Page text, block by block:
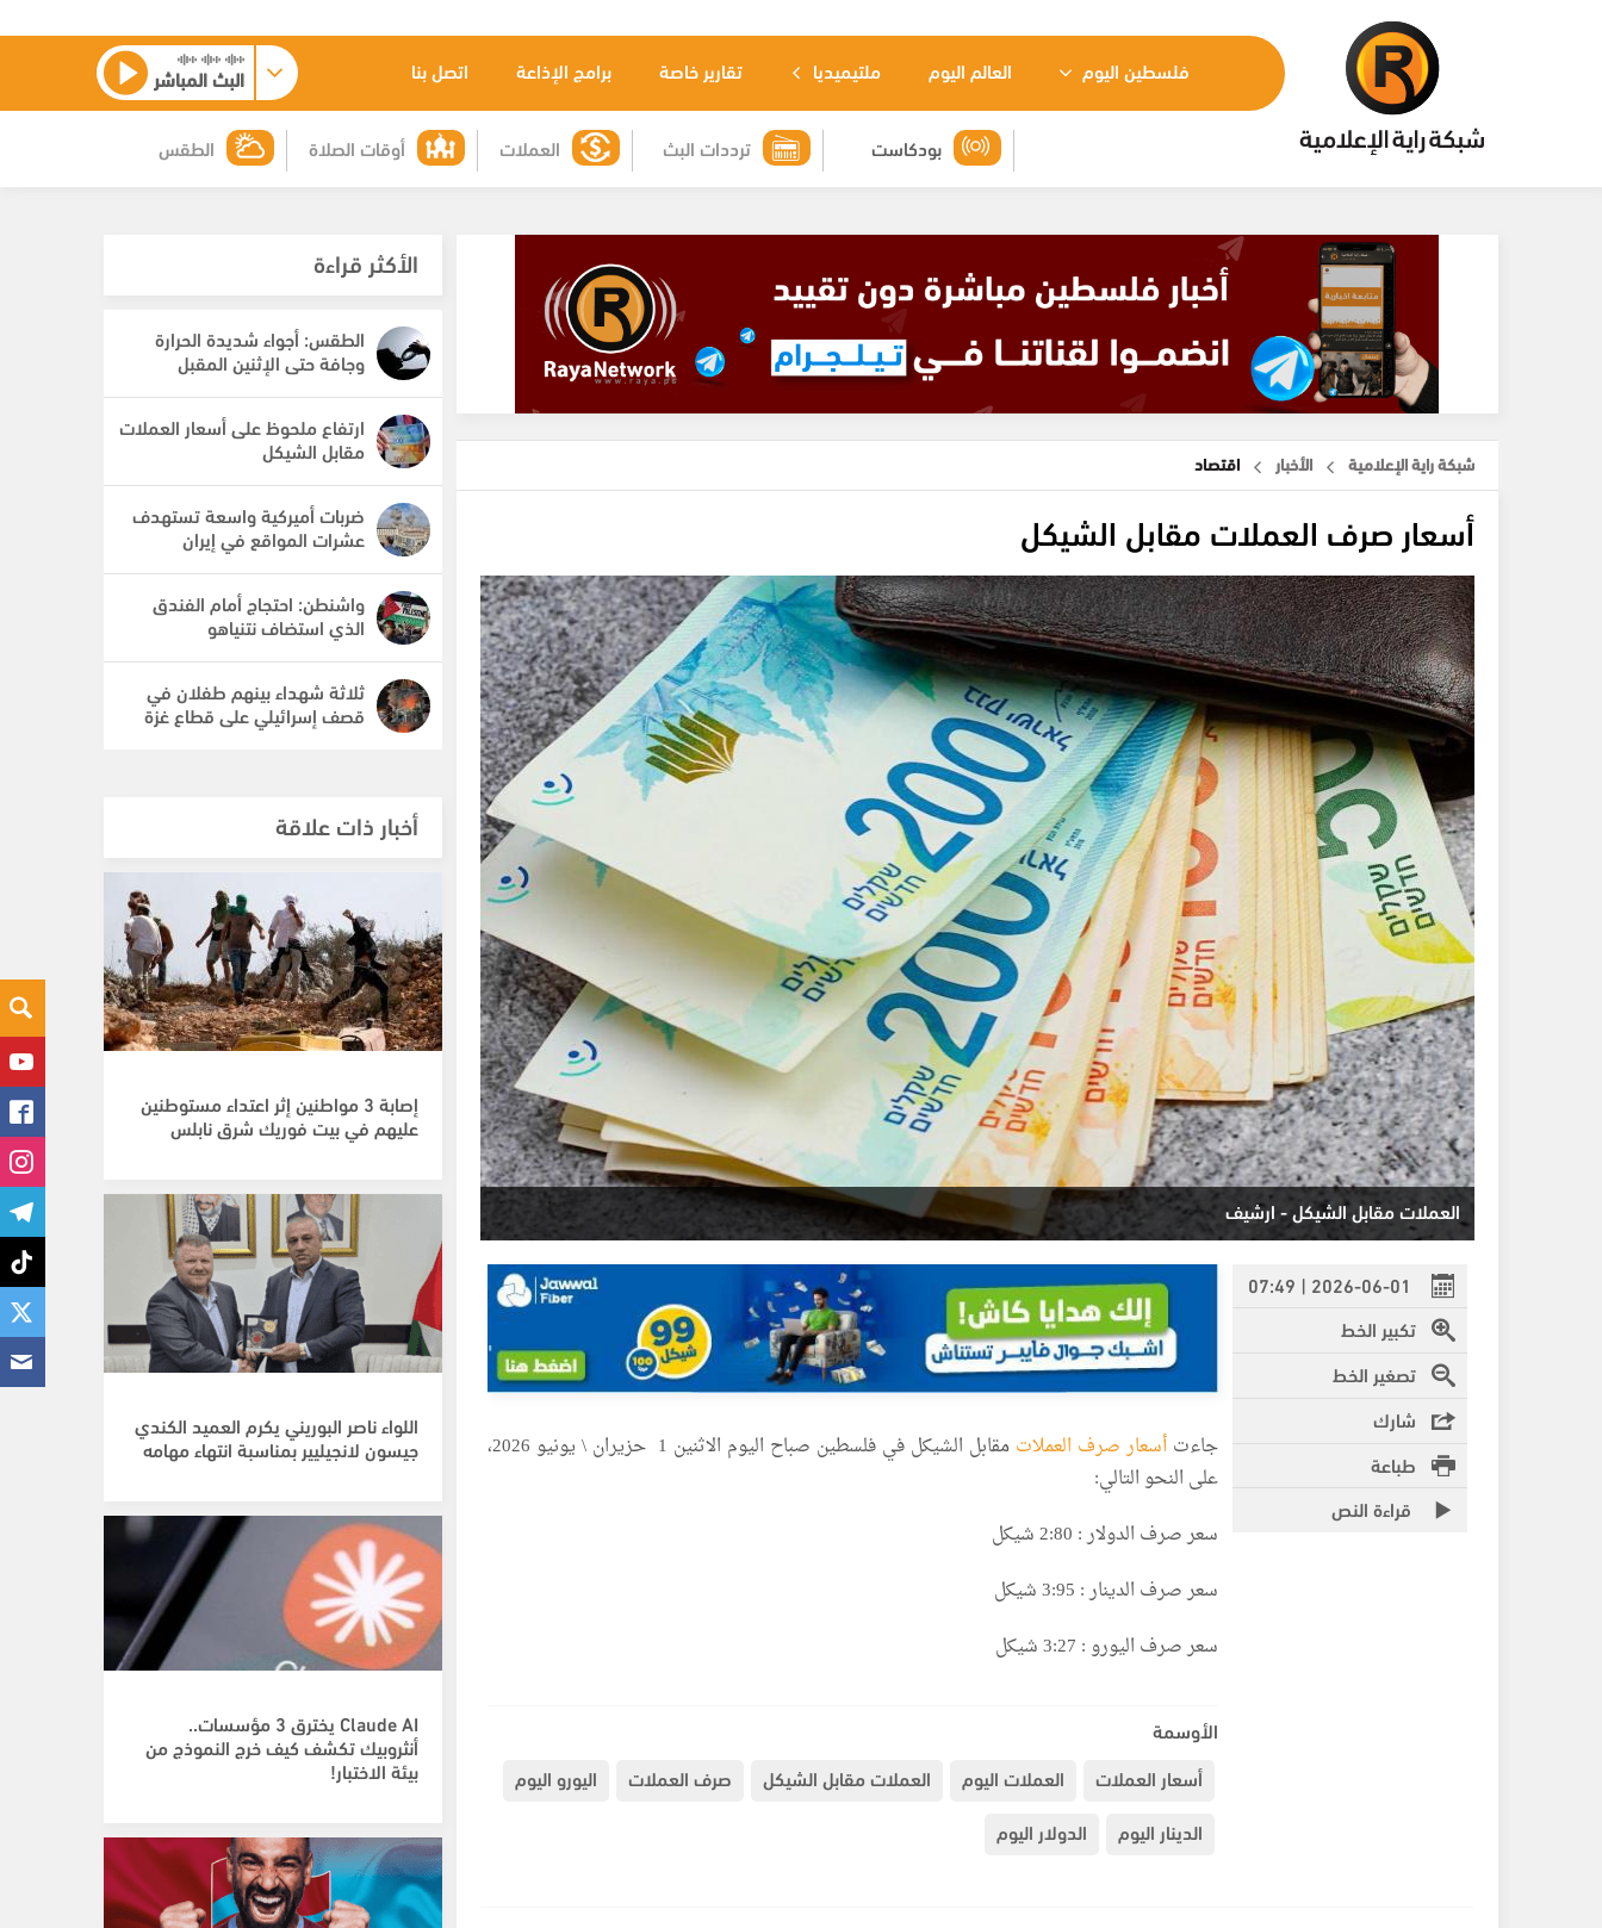
فلسطين اليوم العالم اليوم ملتيميديا تقارير خاصة برامج الإذاعة اتصل بنا البث المباشر
الطقس أوقات الصلاة العملات ترددات البث بودكاست
شبكة راية الإعلامية الأخبار اقتصاد
أسعار صرف العملات مقابل الشيكل
العملات مقابل الشيكل - ارشيف
2026-06-01 | 07:49
تكبير الخط
تصغير الخط
شارك
طباعة
قراءة النص
جاءت أسعار صرف العملات
مقابل الشيكل في فلسطين صباح اليوم الاثنين 1 حزيران \ يونيو 2026،
على النحو التالي:
سعر صرف الدولار : 2:80 شيكل
سعر صرف الدينار : 3:95 شيكل
سعر صرف اليورو : 3:27 شيكل
الأوسمة
أسعار العملات
العملات اليوم العملات مقابل الشيكل صرف العملات
اليورو اليوم
الدينار اليوم
الدولار اليوم
الأكثر قراءة
الطقس: أجواء شديدة الحرارة
وجافة حتى الإثنين المقبل
ارتفاع ملحوظ على أسعار العملات
مقابل الشيكل
ضربات أميركية واسعة تستهدف
عشرات المواقع في إيران
واشنطن: احتجاج أمام الفندق
الذي استضاف نتنياهو
ثلاثة شهداء بينهم طفلان في
قصف إسرائيلي على قطاع غزة
أخبار ذات علاقة
إصابة 3 مواطنين إثر اعتداء مستوطنين
عليهم في بيت فوريك شرق نابلس
اللواء ناصر البوريني يكرم العميد الكندي
جيسون لانجيليير بمناسبة انتهاء مهامه
Claude AI يخترق 3 مؤسسات..
أنثروبيك تكشف كيف خرج النموذج من
بيئة الاختبار!